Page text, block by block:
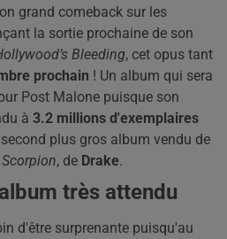
grand comeback sur les
la sortie prochaine de son
Bleeding, cet opus tant
prochain ! Un album qui sera
Post Malone puisque son
à 3.2 millions d'exemplaires
plus gros album vendu de
Scorpion, de Drake.
très attendu
d'être surprenante puisqu'au